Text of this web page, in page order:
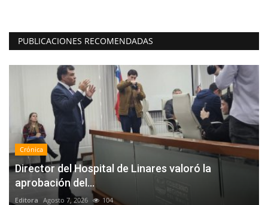
PUBLICACIONES RECOMENDADAS
Crónica
Director del Hospital de Linares valoró la
aprobación del...
Editora Agosto 7, 2026 104